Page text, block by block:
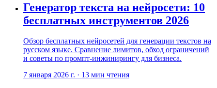
Генератор текста на нейросети: 10
бесплатных инструментов 2026
Обзор бесплатных нейросетей для генерации текстов на
русском языке. Сравнение лимитов, обход ограничений
и советы по промпт-инжинирингу для бизнеса.
7 января 2026 г. · 13 мин чтения